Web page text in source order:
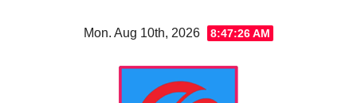
Mon. Aug 10th, 2026 8:47:27 AM